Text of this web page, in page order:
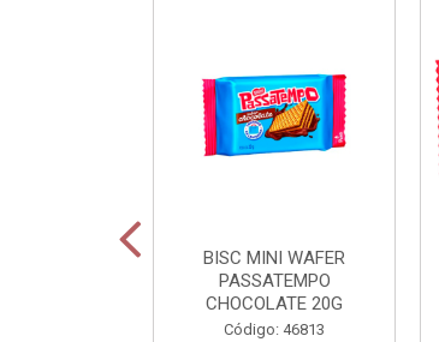
BISC MINI WAFER
PASSATEMPO
CHOCOLATE 20G
Código: 46813